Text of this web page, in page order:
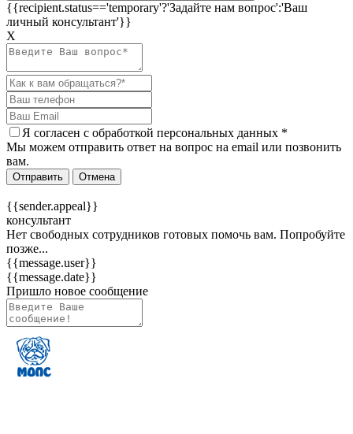
{{recipient.status=='temporary'?'Задайте нам вопрос':'Ваш
личный консультант'}}
Х
Я согласен c обработкой персональных данных *
Мы можем отправить ответ на вопрос на email или позвонить
вам.
Отправить Отмена
{{sender.appeal}}
консультант
Нет свободных сотрудников готовых помочь вам. Попробуйте
позже...
{{message.user}}
{{message.date}}
Пришло новое сообщение